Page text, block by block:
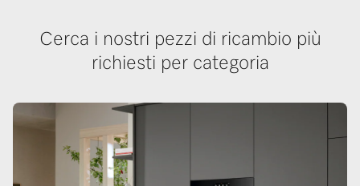
Cerca i nostri pezzi di ricambio più
richiesti per categoria